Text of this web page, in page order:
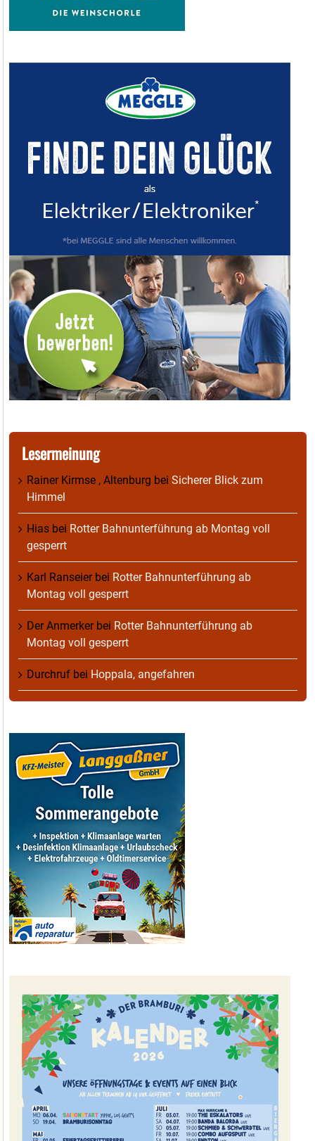
Lesermeinung
Rainer Kirmse , Altenburg bei Sicherer Blick zum
Himmel
Hias bei Rotter Bahnunterführung ab Montag voll
gesperrt
Karl Ranseierbei Rotter Bahnunterführung ab
Montag voll gesperrt
Der Anmerkerbei Rotter Bahnunterführung ab
Montag voll gesperrt
Durchruf bei Hoppala, angefahren